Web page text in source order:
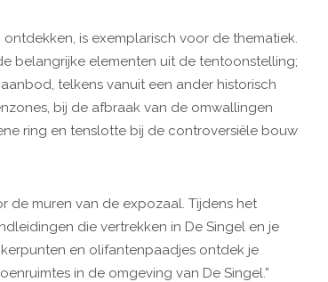
is exemplarisch voor de thematiek.
belangrijke elementen uit de tentoonstelling;
telkens vanuit een ander historisch
bij de afbraak van de omwallingen
ring en tenslotte bij de controversiële bouw
de muren van de expozaal. Tijdens het
die vertrekken in De Singel en je
en olifantenpaadjes ontdek je
in de omgeving van De Singel.”